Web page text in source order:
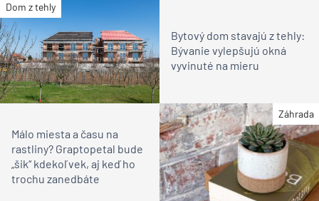
Dom z tehly
Bytový dom stavajú z tehly:
Bývanie vylepšujú okná
vyvinuté na mieru
Záhrada
Málo miesta a času na
rastliny? Graptopetal bude
„šik“ kdekoľvek, aj keď ho
trochu zanedbáte